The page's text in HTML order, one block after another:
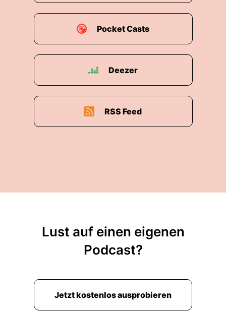
Pocket Casts
Deezer
RSS Feed
Lust auf einen eigenen
Podcast?
Jetzt kostenlos ausprobieren